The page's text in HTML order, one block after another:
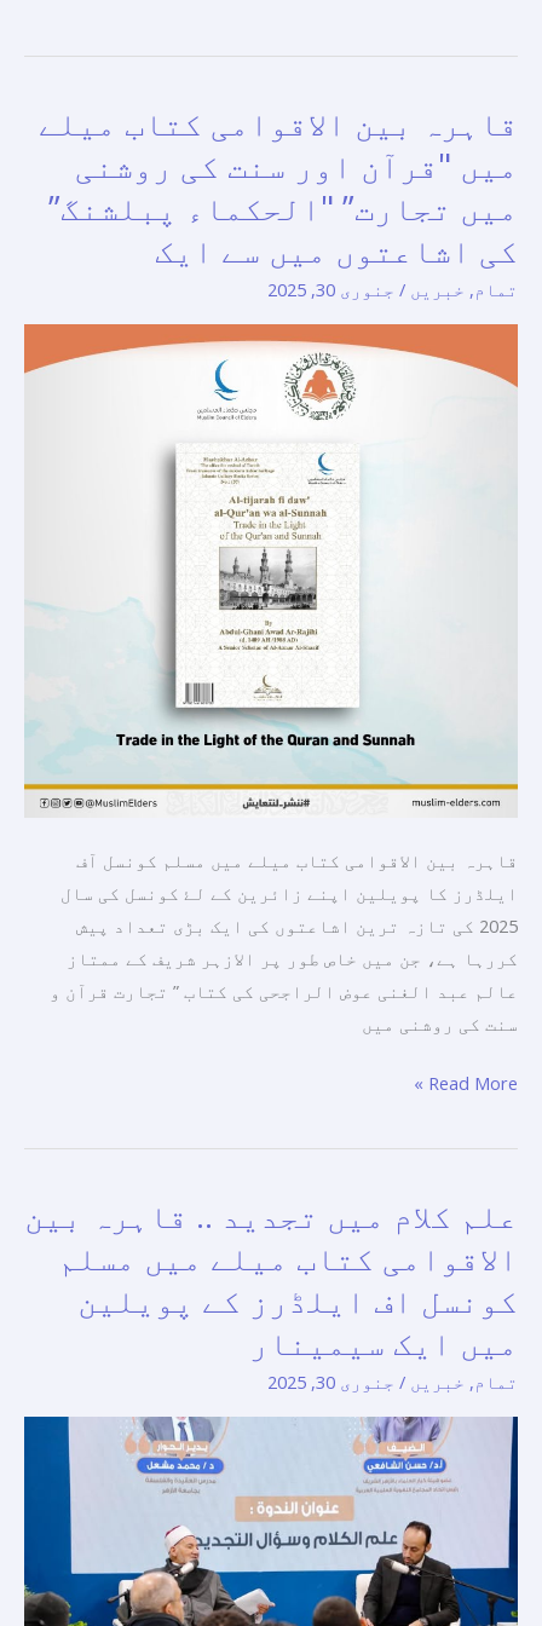
قاہرہ بین الاقوامی کتاب میلے
میں "قرآن اور سنت کی روشنی
میں تجارت” "الحکماء پبلشنگ”
کی اشاعتوں میں سے ایک
تمام, خبریں / جنوری 30, 2025
قاہرہ بین الاقوامی کتاب میلے میں مسلم کونسل آف
ایلڈرز کا پویلین اپنے زائرین کے لۓ کونسل کی سال
2025 کی تازہ ترین اشاعتوں کی ایک بڑی تعداد پیش
کررہا ہے، جن میں خاص طور پر الازہر شریف کے ممتاز
عالم عبد الغنی عوض الراجحی کی کتاب ” تجارت قرآن و
سنت کی روشنی میں
قاہرہ
الاقوامی
کتاب
میلے
سنت
Read More »
علم کلام میں تجدید .. قاہرہ بین
الاقوامی کتاب میلے میں مسلم
کونسل اف ایلڈرز کے پویلین
میں ایک سیمینار
تمام, خبریں / جنوری 30, 2025
علم
میں
تجدید
الاقوامی
کتاب
میلے
میں
مسلم
کونسل